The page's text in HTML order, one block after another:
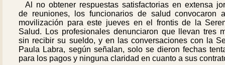
Al no obtener respuestas satisfactorias en extensa
de reuniones, los funcionarios de salud convocaron
movilización para este jueves en el frontis de la
Salud. Los profesionales denunciaron que llevan tres
sin recibir su sueldo, y en las conversaciones con la
Paula Labra, según señalan, solo se dieron fechas
para los pagos y ninguna claridad en cuanto a sus